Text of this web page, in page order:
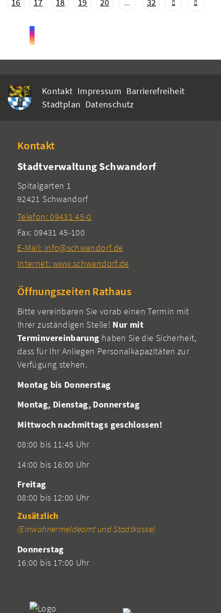
Kontakt Impressum Barrierefreiheit
Stadtplan Datenschutz
Kontakt
Stadtverwaltung Schwandorf
Spitalgarten 1
92421 Schwandorf
Telefon: 09431 45-0
Fax: 09431 45-100
E-Mail: info@schwandorf.de
Internet: www.schwandorf.de
Öffnungszeiten Rathaus
Bitte vereinbaren Sie vorab einen Termin mit
Ihrer zuständigen Stelle! Nur mit
Terminvereinbarung haben Sie die Sicherheit,
dass für Ihr Anliegen Personalkapazitäten zur
Verfügung stehen.
Montag bis Donnerstag
Montag, Dienstag, Donnerstag
Mittwoch nachmittags geschlossen!
08:00 bis 11:45 Uhr
14:00 bis 16:00 Uhr
Freitag
08:00 bis 12:00 Uhr
Zusätzlich
(Einwohnermeldeamt und Stadtkasse)
Donnerstag
16:00 bis 17:00 Uhr